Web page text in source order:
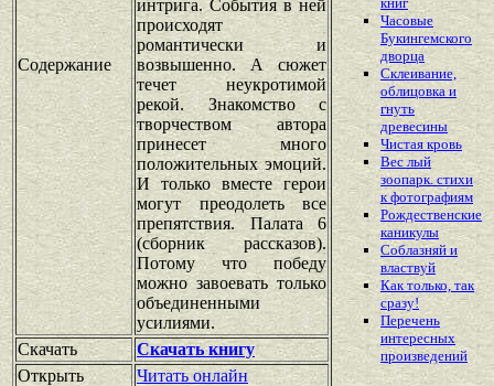
Содержание
интрига. События в ней
происходят
романтически и
возвышенно. А сюжет
течет неукротимой
рекой. Знакомство с
творчеством автора
принесет много
положительных эмоций.
И только вместе герои
могут преодолеть все
препятствия. Палата 6
(сборник рассказов).
Потому что победу
можно завоевать только
объединенными
усилиями.
Скачать
Скачать книгу
Открыть
Читать онлайн
Часовые
Букингемского
дворца
Склеивание,
облицовка и
гнуть
древесины
Чистая кровь
Вес лый
зоопарк. стихи
к фотографиям
Рождественские
каникулы
Соблазняй и
властвуй
Как только, так
сразу!
Перечень
интересных
произведений